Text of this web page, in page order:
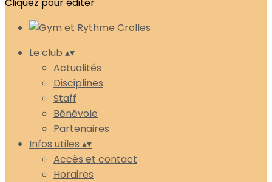
Le club ▴▾
Actualités
Disciplines
Staff
Bénévole
Partenaires
Infos utiles ▴▾
Accès et contact
Horaires